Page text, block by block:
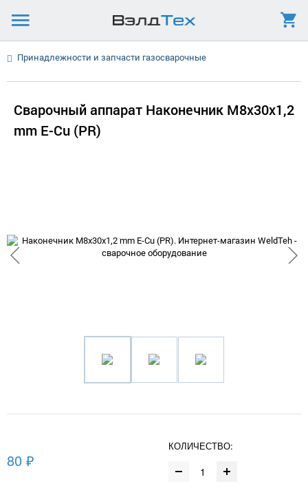
Принадлежности и запчасти газосварочные
Сварочный аппарат Наконечник М8x30х1,2
mm E-Cu (PR)
80 ₽
КОЛИЧЕСТВО: